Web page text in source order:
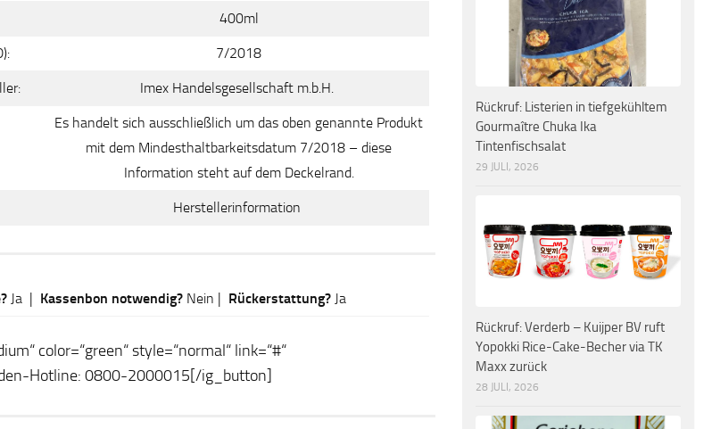
400ml
7/2018
Imex Handelsgesellschaft m.b.H.
Es handelt sich ausschließlich um das oben genannte Produkt
mit dem Mindesthaltbarkeitsdatum 7/2018 – diese
Information steht auf dem Deckelrand.
Herstellerinformation
Ja | Kassenbon notwendig?Nein | Rückerstattung?Ja
color=“green“ style=“normal“ link=“#“
Hotline: 0800-2000015[/ig_button]
Rückruf: Listerien in tiefgekühltem
Gourmaître Chuka Ika
Tintenfischsalat
29 JULI, 2026
Rückruf: Verderb – Kuijper BV ruft
Yopokki Rice-Cake-Becher via TK
Maxx zurück
28 JULI, 2026